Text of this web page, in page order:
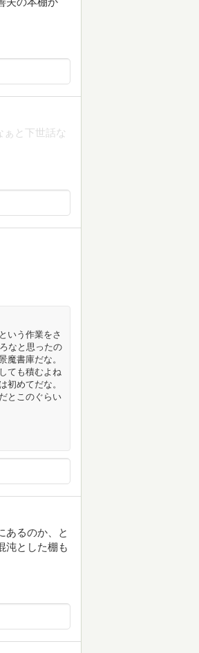
ぁと下世話な
いう作業をさ
なと思ったの
魔書庫だな。
ても積むよね
めてだな。
とこのぐらい
あるのか、と
沌とした棚も